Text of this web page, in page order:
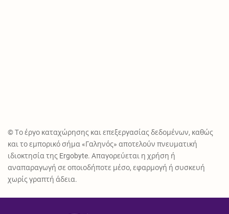
© Το έργο καταχώρησης και επεξεργασίας δεδομένων, καθώς
και το εμπορικό σήμα «Γαληνός» αποτελούν πνευματική
ιδιοκτησία της Ergobyte. Απαγορεύεται η χρήση ή
αναπαραγωγή σε οποιοδήποτε μέσο, εφαρμογή ή συσκευή
χωρίς γραπτή άδεια.